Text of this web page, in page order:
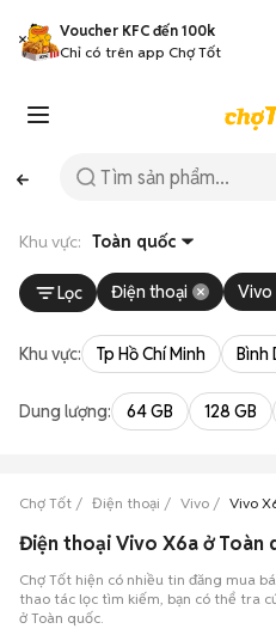
Voucher KFC đến 100k
Chỉ có trên app Chợ Tốt
Khu vực: Toàn quốc
Lọc Điện thoại Vivo
Khu vực: Tp Hồ Chí Minh Bình
Dung lượng: 64 GB 128 GB
Chợ Tốt Điện thoại Vivo Vivo
Điện thoại Vivo X6a ở Toàn
Chợ Tốt hiện có nhiều tin đăng mua
thao tác lọc tìm kiếm, bạn có thể tra
ở Toàn quốc.